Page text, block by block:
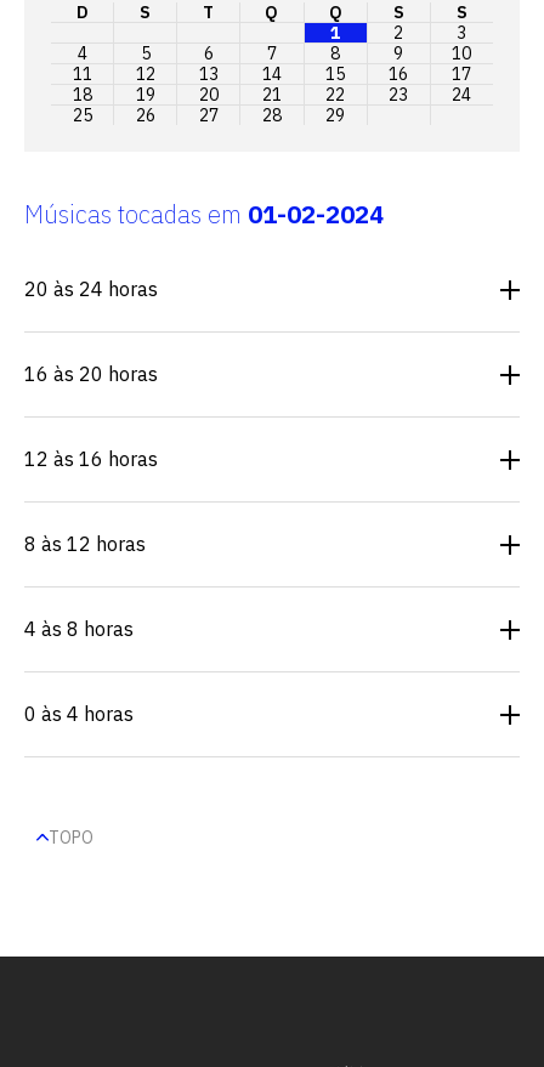
D S T Q Q S
S
1
2
3
4
5 6 7 8 9
10
11
12 13 14 15 16
17
18
19 20 21 22 23
24
25
26 27 28 29
Músicas tocadas em 01-02-2024
20 às 24 horas
16 às 20 horas
12 às 16 horas
8 às 12 horas
4 às 8 horas
0 às 4 horas
TOPO